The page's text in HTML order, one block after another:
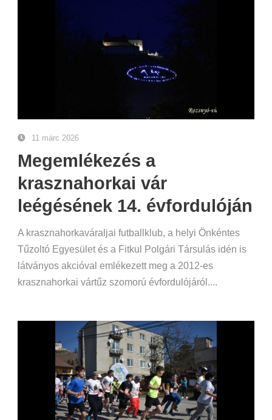
11 márc 2026
Megemlékezés a
krasznahorkai vár
leégésének 14. évfordulóján
A krasznahorkaváraljai futballklub, a helyi Önkéntes
Tűzoltó Egyesület és a Fitkul Polgári Társulás idén is
látványos akcióval emlékezett meg a 2012-es
krasznahorkai vártűz szomorú évfordulójáról....